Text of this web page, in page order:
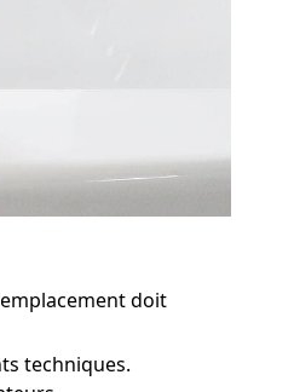
doit
techniques.